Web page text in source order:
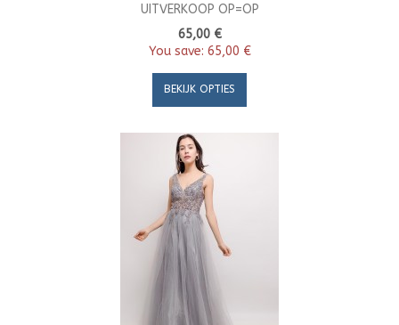
UITVERKOOP OP=OP
65,00 €
You save: 65,00 €
BEKIJK OPTIES